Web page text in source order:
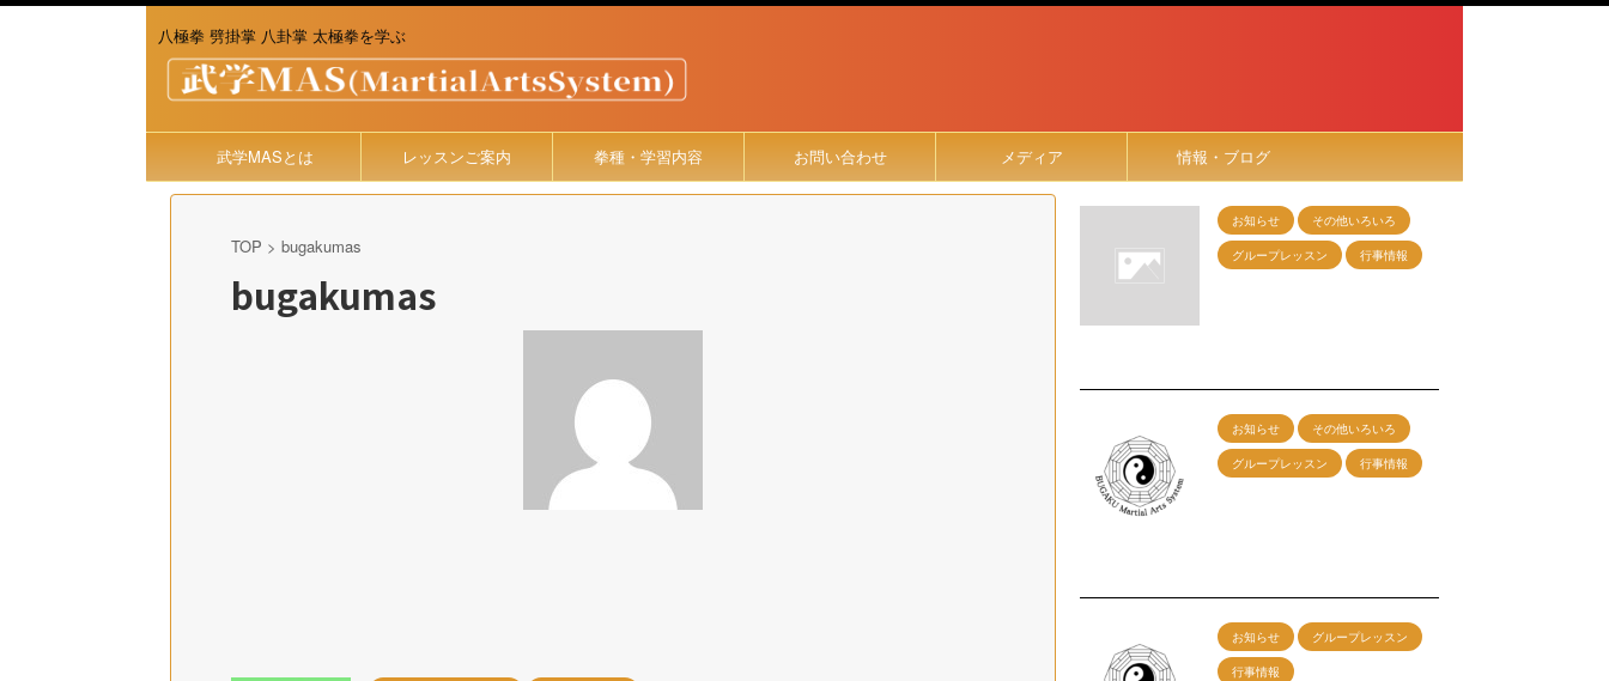
八極拳 劈掛掌 八卦掌 太極拳を学ぶ
武学MASとは レッスンご案内 拳種・学習内容 お問い合わせ メディア 情報・ブログ
TOP > bugakumas
bugakumas
お知らせ その他いろいろ
グループレッスン 行事情報
お知らせ その他いろいろ
グループレッスン 行事情報
お知らせ グループレッスン
行事情報